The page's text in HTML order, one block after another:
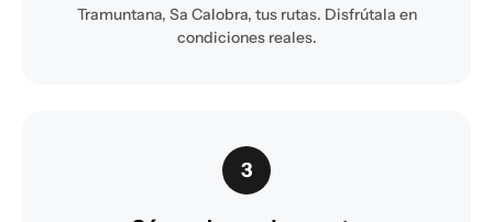
Tramuntana, Sa Calobra, tus rutas. Disfrútala en
condiciones reales.
3